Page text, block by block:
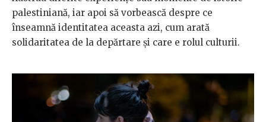
palestiniană, iar apoi să vorbească despre ce
înseamnă identitatea aceasta azi, cum arată
solidaritatea de la depărtare și care e rolul culturii.